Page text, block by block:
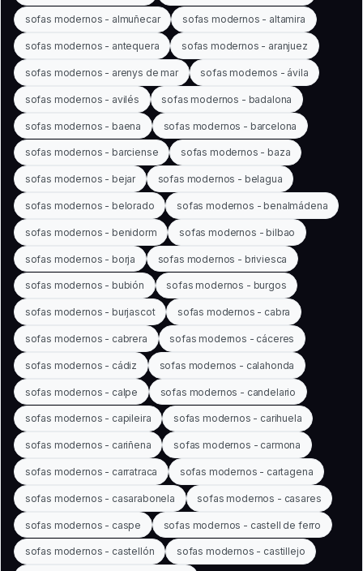
sofas modernos - almuñecar sofas modernos - altamira
sofas modernos - antequera sofas modernos - aranjuez
sofas modernos - arenys de mar sofas modernos - ávila
sofas modernos - avilés sofas modernos - badalona
sofas modernos - baena sofas modernos - barcelona
sofas modernos - barciense sofas modernos - baza
sofas modernos - bejar sofas modernos - belagua
sofas modernos - belorado sofas modernos - benalmádena
sofas modernos - benidorm sofas modernos - bilbao
sofas modernos - borja sofas modernos - briviesca
sofas modernos - bubión sofas modernos - burgos
sofas modernos - burjascot sofas modernos - cabra
sofas modernos - cabrera sofas modernos - cáceres
sofas modernos - cádiz sofas modernos - calahonda
sofas modernos - calpe sofas modernos - candelario
sofas modernos - capileira sofas modernos - carihuela
sofas modernos - cariñena sofas modernos - carmona
sofas modernos - carratraca sofas modernos - cartagena
sofas modernos - casarabonela sofas modernos - casares
sofas modernos - caspe sofas modernos - castell de ferro
sofas modernos - castellón sofas modernos - castillejo